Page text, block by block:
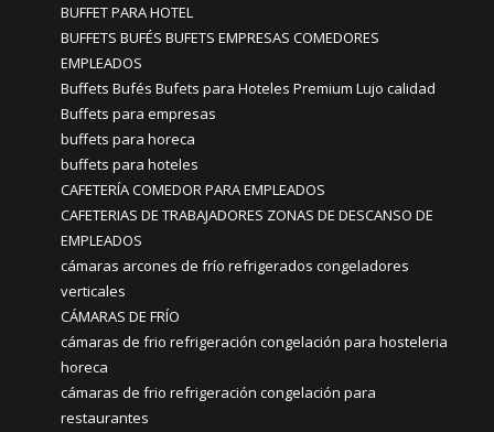
BUFFET PARA HOTEL
BUFFETS BUFÉS BUFETS EMPRESAS COMEDORES
EMPLEADOS
Buffets Bufés Bufets para Hoteles Premium Lujo calidad
Buffets para empresas
buffets para horeca
buffets para hoteles
CAFETERÍA COMEDOR PARA EMPLEADOS
CAFETERIAS DE TRABAJADORES ZONAS DE DESCANSO DE
EMPLEADOS
cámaras arcones de frío refrigerados congeladores
verticales
CÁMARAS DE FRÍO
cámaras de frio refrigeración congelación para hosteleria
horeca
cámaras de frio refrigeración congelación para
restaurantes